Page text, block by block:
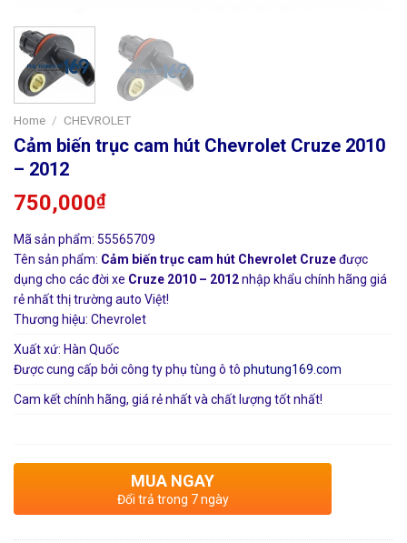
Home / CHEVROLET
Cảm biến trục cam hút Chevrolet Cruze 2010
– 2012
750,000₫
Mã sản phẩm: 55565709
Tên sản phẩm: Cảm biến trục cam hút Chevrolet Cruzeđược
dụng cho các đời xe Cruze 2010 – 2012nhập khẩu chính hãng giá
rẻ nhất thị trường auto Việt!
Thương hiệu: Chevrolet
Xuất xứ: Hàn Quốc
Được cung cấp bởi công ty phụ tùng ô tô phutung169.com
Cam kết chính hãng, giá rẻ nhất và chất lượng tốt nhất!
MUA NGAY
Đổi trả trong 7 ngày